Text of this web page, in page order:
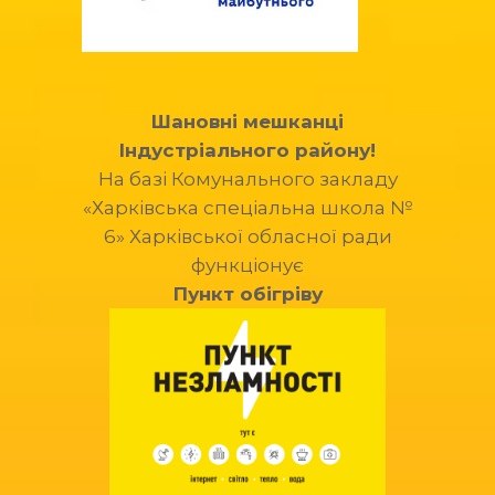
Шановні мешканці
Індустріального району!
На базі Комунального закладу
«Харківська спеціальна школа №
6» Харківської обласної ради
функціонує
Пункт обігріву